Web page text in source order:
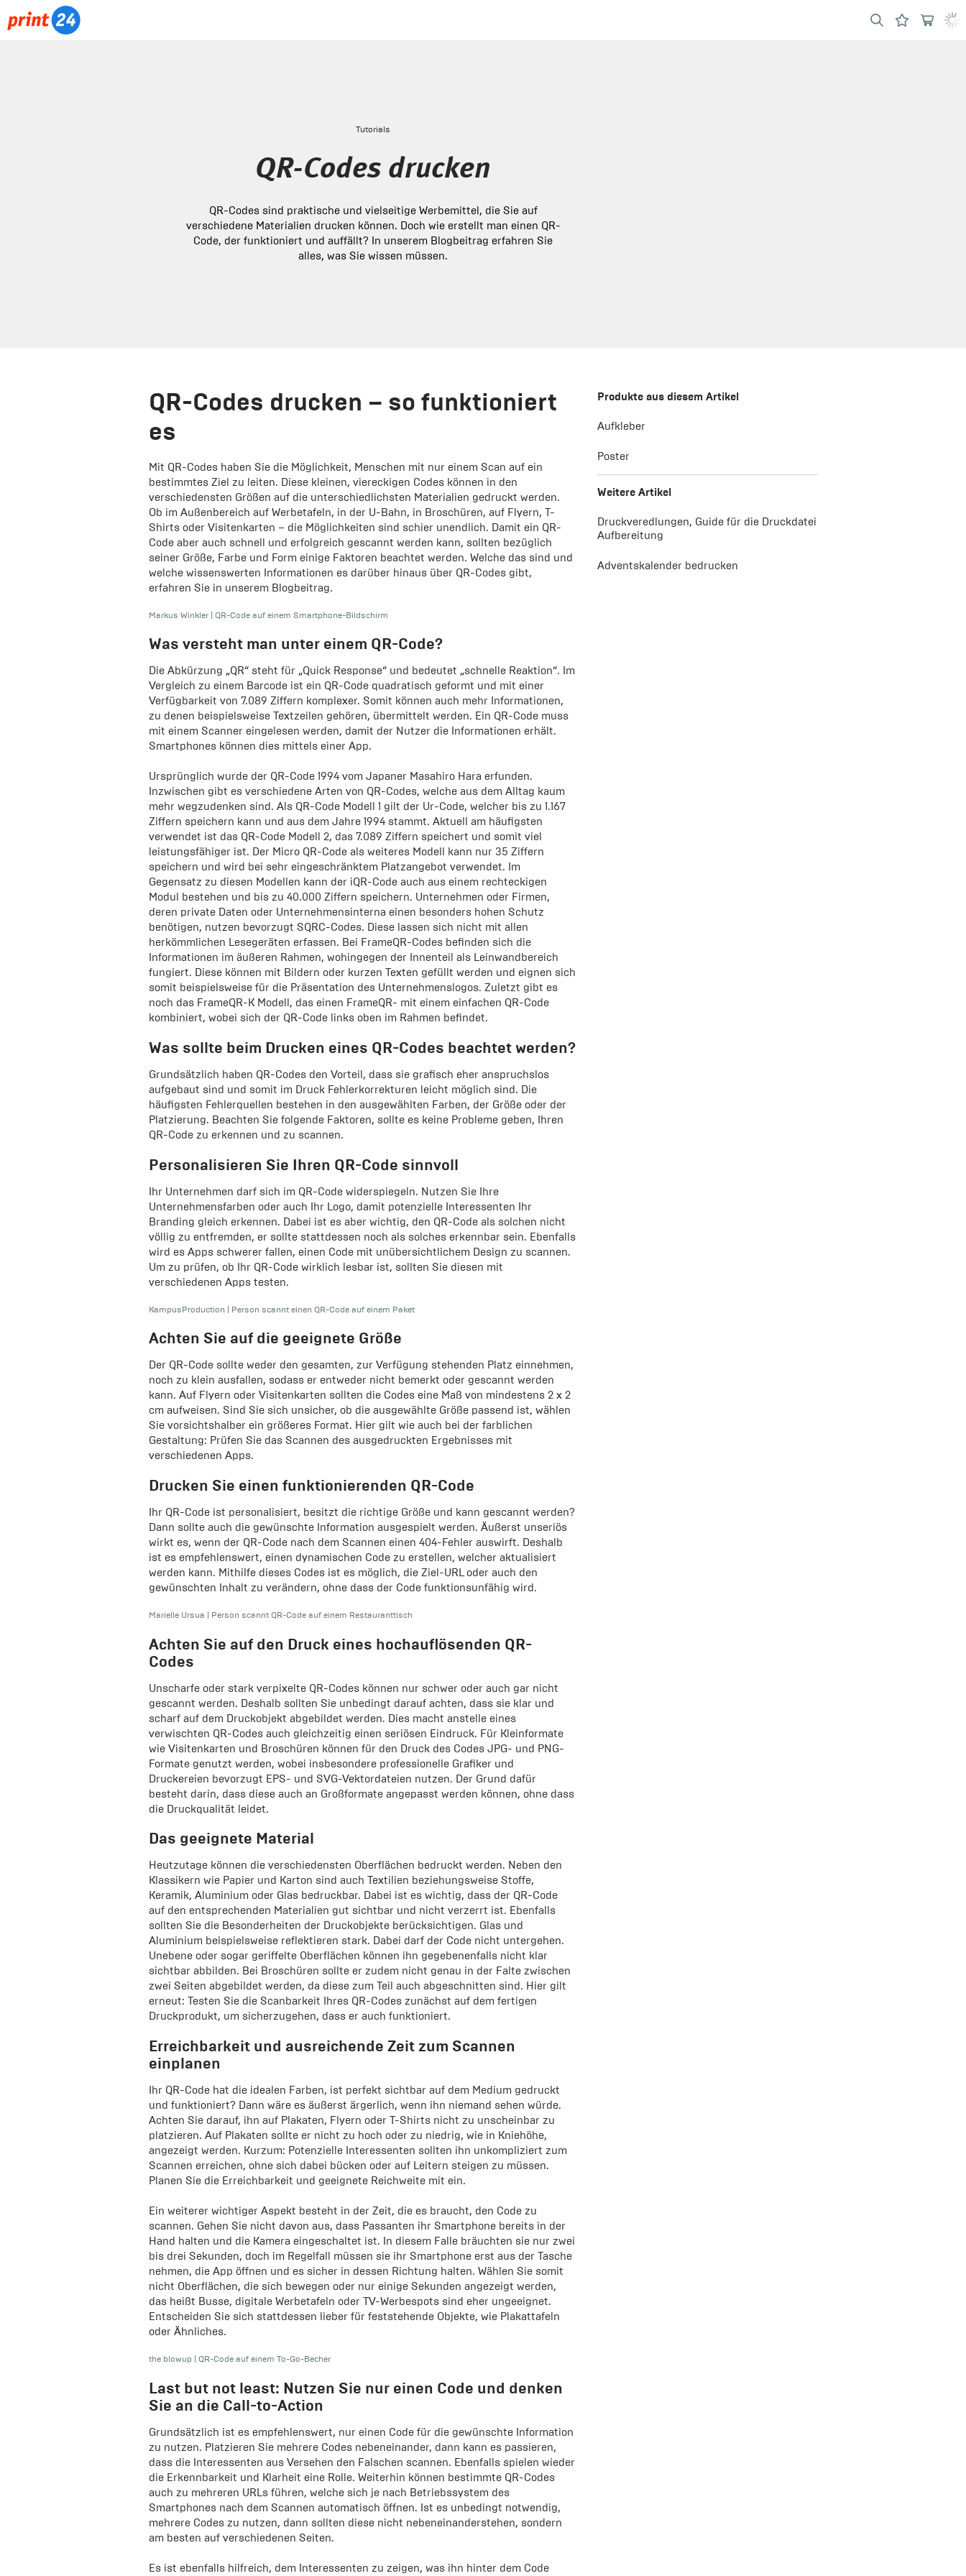
Tutorials
QR-Codes drucken
QR-Codes sind praktische und vielseitige Werbemittel, die Sie auf
verschiedene Materialien drucken können. Doch wie erstellt man einen QR-
Code, der funktioniert und auffällt? In unserem Blogbeitrag erfahren Sie
alles, was Sie wissen müssen.
QR-Codes drucken – so funktioniert
es
Mit QR-Codes haben Sie die Möglichkeit, Menschen mit nur einem Scan auf ein
bestimmtes Ziel zu leiten. Diese kleinen, viereckigen Codes können in den
verschiedensten Größen auf die unterschiedlichsten Materialien gedruckt werden.
Ob im Außenbereich auf Werbetafeln, in der U-Bahn, in Broschüren, auf Flyern, T-
Shirts oder Visitenkarten – die Möglichkeiten sind schier unendlich. Damit ein QR-
Code aber auch schnell und erfolgreich gescannt werden kann, sollten bezüglich
seiner Größe, Farbe und Form einige Faktoren beachtet werden. Welche das sind und
welche wissenswerten Informationen es darüber hinaus über QR-Codes gibt,
erfahren Sie in unserem Blogbeitrag.
Markus Winkler | QR-Code auf einem Smartphone-Bildschirm
Was versteht man unter einem QR-Code?
Die Abkürzung „QR“ steht für „Quick Response“ und bedeutet „schnelle Reaktion“. Im
Vergleich zu einem Barcode ist ein QR-Code quadratisch geformt und mit einer
Verfügbarkeit von 7.089 Ziffern komplexer. Somit können auch mehr Informationen,
zu denen beispielsweise Textzeilen gehören, übermittelt werden. Ein QR-Code muss
mit einem Scanner eingelesen werden, damit der Nutzer die Informationen erhält.
Smartphones können dies mittels einer App.
Ursprünglich wurde der QR-Code 1994 vom Japaner Masahiro Hara erfunden.
Inzwischen gibt es verschiedene Arten von QR-Codes, welche aus dem Alltag kaum
mehr wegzudenken sind. Als QR-Code Modell 1 gilt der Ur-Code, welcher bis zu 1.167
Ziffern speichern kann und aus dem Jahre 1994 stammt. Aktuell am häufigsten
verwendet ist das QR-Code Modell 2, das 7.089 Ziffern speichert und somit viel
leistungsfähiger ist. Der Micro QR-Code als weiteres Modell kann nur 35 Ziffern
speichern und wird bei sehr eingeschränktem Platzangebot verwendet. Im
Gegensatz zu diesen Modellen kann der iQR-Code auch aus einem rechteckigen
Modul bestehen und bis zu 40.000 Ziffern speichern. Unternehmen oder Firmen,
deren private Daten oder Unternehmensinterna einen besonders hohen Schutz
benötigen, nutzen bevorzugt SQRC-Codes. Diese lassen sich nicht mit allen
herkömmlichen Lesegeräten erfassen. Bei FrameQR-Codes befinden sich die
Informationen im äußeren Rahmen, wohingegen der Innenteil als Leinwandbereich
fungiert. Diese können mit Bildern oder kurzen Texten gefüllt werden und eignen sich
somit beispielsweise für die Präsentation des Unternehmenslogos. Zuletzt gibt es
noch das FrameQR-K Modell, das einen FrameQR- mit einem einfachen QR-Code
kombiniert, wobei sich der QR-Code links oben im Rahmen befindet.
Was sollte beim Drucken eines QR-Codes beachtet werden?
Grundsätzlich haben QR-Codes den Vorteil, dass sie grafisch eher anspruchslos
aufgebaut sind und somit im Druck Fehlerkorrekturen leicht möglich sind. Die
häufigsten Fehlerquellen bestehen in den ausgewählten Farben, der Größe oder der
Platzierung. Beachten Sie folgende Faktoren, sollte es keine Probleme geben, Ihren
QR-Code zu erkennen und zu scannen.
Personalisieren Sie Ihren QR-Code sinnvoll
Ihr Unternehmen darf sich im QR-Code widerspiegeln. Nutzen Sie Ihre
Unternehmensfarben oder auch Ihr Logo, damit potenzielle Interessenten Ihr
Branding gleich erkennen. Dabei ist es aber wichtig, den QR-Code als solchen nicht
völlig zu entfremden, er sollte stattdessen noch als solches erkennbar sein. Ebenfalls
wird es Apps schwerer fallen, einen Code mit unübersichtlichem Design zu scannen.
Um zu prüfen, ob Ihr QR-Code wirklich lesbar ist, sollten Sie diesen mit
verschiedenen Apps testen.
KampusProduction | Person scannt einen QR-Code auf einem Paket
Achten Sie auf die geeignete Größe
Der QR-Code sollte weder den gesamten, zur Verfügung stehenden Platz einnehmen,
noch zu klein ausfallen, sodass er entweder nicht bemerkt oder gescannt werden
kann. Auf Flyern oder Visitenkarten sollten die Codes eine Maß von mindestens 2 x 2
cm aufweisen. Sind Sie sich unsicher, ob die ausgewählte Größe passend ist, wählen
Sie vorsichtshalber ein größeres Format. Hier gilt wie auch bei der farblichen
Gestaltung: Prüfen Sie das Scannen des ausgedruckten Ergebnisses mit
verschiedenen Apps.
Drucken Sie einen funktionierenden QR-Code
Ihr QR-Code ist personalisiert, besitzt die richtige Größe und kann gescannt werden?
Dann sollte auch die gewünschte Information ausgespielt werden. Äußerst unseriös
wirkt es, wenn der QR-Code nach dem Scannen einen 404-Fehler auswirft. Deshalb
ist es empfehlenswert, einen dynamischen Code zu erstellen, welcher aktualisiert
werden kann. Mithilfe dieses Codes ist es möglich, die Ziel-URL oder auch den
gewünschten Inhalt zu verändern, ohne dass der Code funktionsunfähig wird.
Marielle Ursua Person scannt QR-Code auf einem Restauranttisch
Achten Sie auf den Druck eines hochauflösenden QR-
Codes
Unscharfe oder stark verpixelte QR-Codes können nur schwer oder auch gar nicht
gescannt werden. Deshalb sollten Sie unbedingt darauf achten, dass sie klar und
scharf auf dem Druckobjekt abgebildet werden. Dies macht anstelle eines
verwischten QR-Codes auch gleichzeitig einen seriösen Eindruck. Für Kleinformate
wie Visitenkarten und Broschüren können für den Druck des Codes JPG- und PNG-
Formate genutzt werden, wobei insbesondere professionelle Grafiker und
Druckereien bevorzugt EPS- und SVG-Vektordateien nutzen. Der Grund dafür
besteht darin, dass diese auch an Großformate angepasst werden können, ohne dass
die Druckqualität leidet.
Das geeignete Material
Heutzutage können die verschiedensten Oberflächen bedruckt werden. Neben den
Klassikern wie Papier und Karton sind auch Textilien beziehungsweise Stoffe,
Keramik, Aluminium oder Glas bedruckbar. Dabei ist es wichtig, dass der QR-Code
auf den entsprechenden Materialien gut sichtbar und nicht verzerrt ist. Ebenfalls
sollten Sie die Besonderheiten der Druckobjekte berücksichtigen. Glas und
Aluminium beispielsweise reflektieren stark. Dabei darf der Code nicht untergehen.
Unebene oder sogar geriffelte Oberflächen können ihn gegebenenfalls nicht klar
sichtbar abbilden. Bei Broschüren sollte er zudem nicht genau in der Falte zwischen
zwei Seiten abgebildet werden, da diese zum Teil auch abgeschnitten sind. Hier gilt
erneut: Testen Sie die Scanbarkeit Ihres QR-Codes zunächst auf dem fertigen
Druckprodukt, um sicherzugehen, dass er auch funktioniert.
Erreichbarkeit und ausreichende Zeit zum Scannen
einplanen
Ihr QR-Code hat die idealen Farben, ist perfekt sichtbar auf dem Medium gedruckt
und funktioniert? Dann wäre es äußerst ärgerlich, wenn ihn niemand sehen würde.
Achten Sie darauf, ihn auf Plakaten, Flyern oder T-Shirts nicht zu unscheinbar zu
platzieren. Auf Plakaten sollte er nicht zu hoch oder zu niedrig, wie in Kniehöhe,
angezeigt werden. Kurzum: Potenzielle Interessenten sollten ihn unkompliziert zum
Scannen erreichen, ohne sich dabei bücken oder auf Leitern steigen zu müssen.
Planen Sie die Erreichbarkeit und geeignete Reichweite mit ein.
Ein weiterer wichtiger Aspekt besteht in der Zeit, die es braucht, den Code zu
scannen. Gehen Sie nicht davon aus, dass Passanten ihr Smartphone bereits in der
Hand halten und die Kamera eingeschaltet ist. In diesem Falle bräuchten sie nur zwei
bis drei Sekunden, doch im Regelfall müssen sie ihr Smartphone erst aus der Tasche
nehmen, die App öffnen und es sicher in dessen Richtung halten. Wählen Sie somit
nicht Oberflächen, die sich bewegen oder nur einige Sekunden angezeigt werden,
das heißt Busse, digitale Werbetafeln oder TV-Werbespots sind eher ungeeignet.
Entscheiden Sie sich stattdessen lieber für feststehende Objekte, wie Plakattafeln
oder Ähnliches.
the blowup QR-Code auf einem To-Go-Becher
Last but not least: Nutzen Sie nur einen Code und denken
Sie an die Call-to-Action
Grundsätzlich ist es empfehlenswert, nur einen Code für die gewünschte Information
zu nutzen. Platzieren Sie mehrere Codes nebeneinander, dann kann es passieren,
dass die Interessenten aus Versehen den Falschen scannen. Ebenfalls spielen wieder
die Erkennbarkeit und Klarheit eine Rolle. Weiterhin können bestimmte QR-Codes
auch zu mehreren URLs führen, welche sich je nach Betriebssystem des
Smartphones nach dem Scannen automatisch öffnen. Ist es unbedingt notwendig,
mehrere Codes zu nutzen, dann sollten diese nicht nebeneinanderstehen, sondern
am besten auf verschiedenen Seiten.
Es ist ebenfalls hilfreich, dem Interessenten zu zeigen, was ihn hinter dem Code
Produkte aus diesem Artikel
Aufkleber
Poster
Weitere Artikel
Druckveredlungen, Guide für die Druckdatei
Aufbereitung
Adventskalender bedrucken